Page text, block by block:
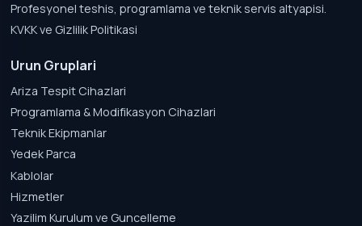
Profesyonel teshis, programlama ve teknik servis altyapisi.
KVKK ve Gizlilik Politikasi
Urun Gruplari
Ariza Tespit Cihazlari
Programlama & Modifikasyon Cihazlari
Teknik Ekipmanlar
Yedek Parca
Kablolar
Hizmetler
Yazilim Kurulum ve Guncelleme